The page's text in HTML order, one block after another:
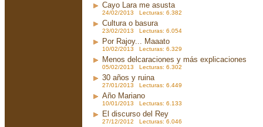
Cayo Lara me asusta
24/02/2013 Lecturas: 6.382
Cultura o basura
23/02/2013 Lecturas: 6.054
Por Rajoy... Maaato
10/02/2013 Lecturas: 6.329
Menos delcaraciones y más explicaciones
05/02/2013 Lecturas: 6.302
30 años y ruina
27/01/2013 Lecturas: 6.449
Año Mariano
10/01/2013 Lecturas: 6.133
El discurso del Rey
27/12/2012 Lecturas: 6.046